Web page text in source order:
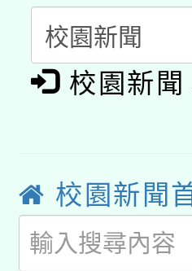
國立臺灣
年度健康
函轉國家
原住民族
轉知教育
師專業成
方素養工
「族語學
文教學共
件」活動
教育部國
年度
本市兒童
校園新聞
校園新聞